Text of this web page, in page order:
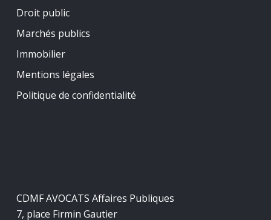
Droit public
Marchés publics
Immobilier
Mentions légales
Politique de confidentialité
CDMF AVOCATS Affaires Publiques
7, place Firmin Gautier